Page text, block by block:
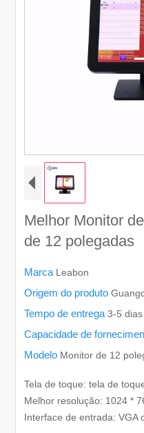
Melhor Monitor
de 12 polegadas
Marca Leabon
Origem do produto
Tempo de entrega3-5 dias
Capacidade de
Modelo Monitor de 12
Tela de toque: tela de
Melhor resolução: 1024 *
Interface de entrada: VGA